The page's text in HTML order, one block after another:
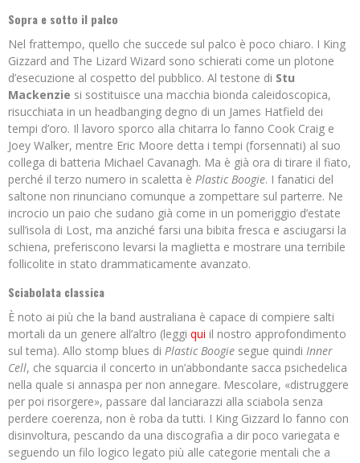
Sopra e sotto il palco
Nel frattempo, quello che succede sul palco è poco chiaro. I King
Gizzard and The Lizard Wizard sono schierati come un plotone
d’esecuzione al cospetto del pubblico. Al testone di Stu
Mackenzie si sostituisce una macchia bionda caleidoscopica,
risucchiata in un headbanging degno di un James Hatfield dei
tempi d’oro. Il lavoro sporco alla chitarra lo fanno Cook Craig e
Joey Walker, mentre Eric Moore detta i tempi (forsennati) al suo
collega di batteria Michael Cavanagh. Ma è già ora di tirare il fiato,
perché il terzo numero in scaletta è Plastic Boogie. I fanatici del
saltone non rinunciano comunque a zompettare sul parterre. Ne
incrocio un paio che sudano già come in un pomeriggio d’estate
sull’isola di Lost, ma anziché farsi una bibita fresca e asciugarsi la
schiena, preferiscono levarsi la maglietta e mostrare una terribile
follicolite in stato drammaticamente avanzato.
Sciabolata classica
È noto ai più che la band australiana è capace di compiere salti
mortali da un genere all’altro (leggi qui il nostro approfondimento
sul tema). Allo stomp blues di Plastic Boogie segue quindi Inner
Cell, che squarcia il concerto in un’abbondante sacca psichedelica
nella quale si annaspa per non annegare. Mescolare, «distruggere
per poi risorgere», passare dal lanciarazzi alla sciabola senza
perdere coerenza, non è roba da tutti. I King Gizzard lo fanno con
disinvoltura, pescando da una discografia a dir poco variegata e
seguendo un filo logico legato più alle categorie mentali che a